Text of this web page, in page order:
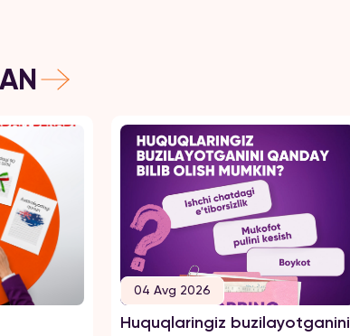
04 Avg 2026
Huquqlaringiz buzilayotganini